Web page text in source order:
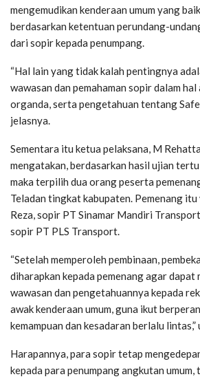
mengemudikan kenderaan umum yang
berdasarkan ketentuan perundang-
dari sopir kepada penumpang.
“Hal lain yang tidak kalah pentingnya
wawasan dan pemahaman sopir dalam
organda, serta pengetahuan tentang
jelasnya.
Sementara itu ketua pelaksana, M
mengatakan, berdasarkan hasil ujian
maka terpilih dua orang peserta
Teladan tingkat kabupaten. Pemenang
Reza, sopir PT Sinamar Mandiri
sopir PT PLS Transport.
“Setelah memperoleh pembinaan,
diharapkan kepada pemenang agar dapat
wawasan dan pengetahuannya kepada
awak kenderaan umum, guna ikut
kemampuan dan kesadaran berlalu lintas,”
Harapannya, para sopir tetap
kepada para penumpang angkutan umum,